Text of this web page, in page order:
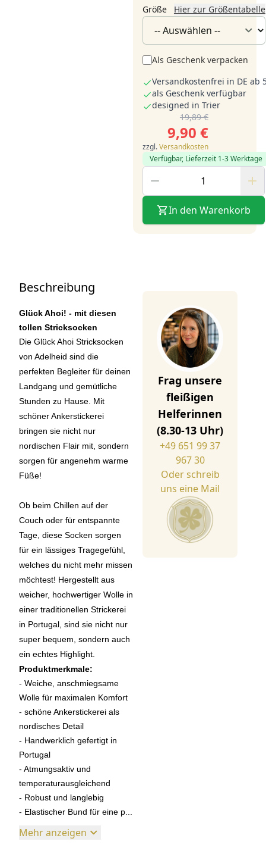
Größe Hier zur Größentabelle
Als Geschenk verpacken
Versandkostenfrei in DE ab
als Geschenk verfügbar
designed in Trier
19,89 €
9,90 €
zzgl.Versandkosten
Verfügbar, Lieferzeit 1-3 Werktage
In den Warenkorb
Beschreibung
Glück Ahoi! - mit diesen
tollen Stricksocken
Die Glück Ahoi Stricksocken
von Adelheid sind die
perfekten Begleiter für deinen
Landgang und gemütliche
Stunden zu Hause. Mit
schöner Ankerstickerei
bringen sie nicht nur
nordischen Flair mit, sondern
sorgen für angenehm warme
Füße!
Ob beim Chillen auf der
Couch oder für entspannte
Tage, diese Socken sorgen
für ein lässiges Tragegefühl,
welches du nicht mehr missen
möchtest! Hergestellt aus
weicher, hochwertiger Wolle in
einer traditionellen Strickerei
in Portugal, sind sie nicht nur
super bequem, sondern auch
ein echtes Highlight.
Produktmerkmale:
- Weiche, anschmiegsame
Wolle für maximalen Komfort
- schöne Ankerstickerei als
nordisches Detail
- Handwerklich gefertigt in
Portugal
- Atmungsaktiv und
temperaturausgleichend
- Robust und langlebig
- Elastischer Bund für eine p...
Mehr anzeigen
Frag unsere
fleißigen
Helferinnen
(8.30-13 Uhr)
+49 651 99 37
967 30
Oder schreib
uns eine Mail